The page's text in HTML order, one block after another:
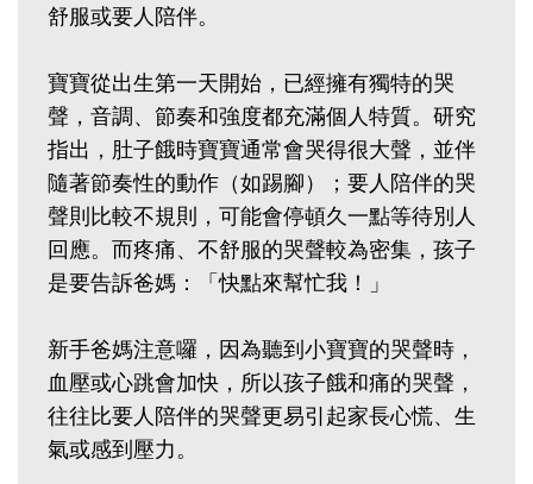
舒服或要人陪伴。
寶寶從出生第一天開始，已經擁有獨特的哭
聲，音調、節奏和強度都充滿個人特質。研究
指出，肚子餓時寶寶通常會哭得很大聲，並伴
隨著節奏性的動作（如踢腳）；要人陪伴的哭
聲則比較不規則，可能會停頓久一點等待別人
回應。而疼痛、不舒服的哭聲較為密集，孩子
是要告訴爸媽：「快點來幫忙我！」
新手爸媽注意囉，因為聽到小寶寶的哭聲時，
血壓或心跳會加快，所以孩子餓和痛的哭聲，
往往比要人陪伴的哭聲更易引起家長心慌、生
氣或感到壓力。